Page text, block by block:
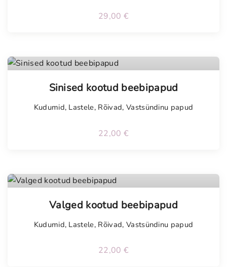
29,00 €
Sinised kootud beebipapud
Kudumid, Lastele, Rõivad, Vastsündinu papud
22,00 €
Valged kootud beebipapud
Kudumid, Lastele, Rõivad, Vastsündinu papud
22,00 €